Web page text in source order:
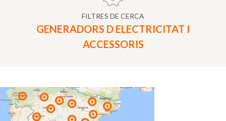
FILTRES DE CERCA
GENERADORS D ELECTRICITAT I
ACCESSORIS